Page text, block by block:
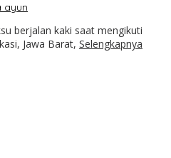
ayun
berjalan kaki saat mengikuti
Jawa Barat, Selengkapnya